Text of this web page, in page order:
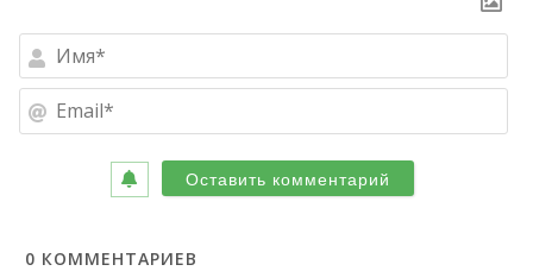
0 КОММЕНТАРИЕВ